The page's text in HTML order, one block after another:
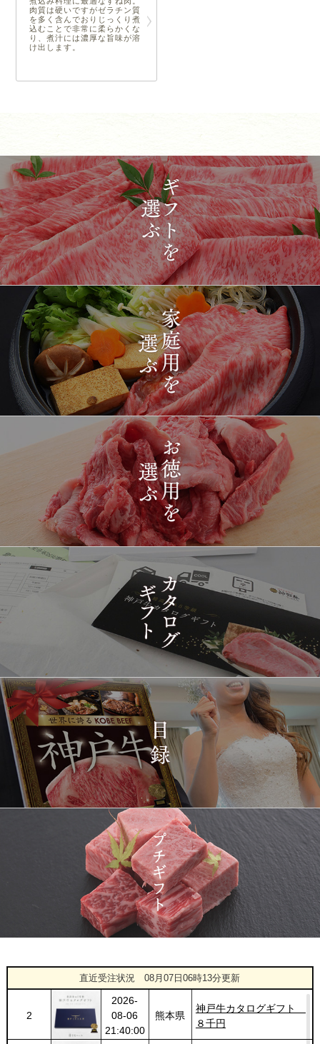
肉質は硬いですがゼラチン質
を多く含んでおりじっくり煮
込むことで非常に柔らかくな
り、煮汁には濃厚な旨味が溶
け出します。
直近受注状況08月07日06時13分更新
2026-
03-15
17:26:00
長野県
[ギフト] A5等級神戸牛
プレミアム霜降りももす
きやき 200g~1kg
1412
2026-
03-15
16:35:00
東京都
神戸牛目録 選べるセッ
ト ８千円
1413
2026-
03-15
14:10:00
[訳あり][家庭用] A5等級
神戸牛 フィレステーキ
1414
2026-
14:10:00
兵庫県
[家庭用] A5等級神戸牛
シャトーブリアンステー
キ 150ｇ(1枚)
2026-
12:23:00
東京都
神戸牛ギフトセット 1万
5千円 焼肉（肩ロース・
プレミアムもも）650g
1416
2026-
03-15
08:48:00
神戸牛カタログギフト
１万円
1417
2026-
03-14
22:21:00
大分県
神戸牛 食べ比べお重 二
段
2026-
03-14
20:55:00
大阪府
神戸牛目録 選べるセッ
ト １万円 2個セット
2026-
03-14
20:48:00
神奈川
県
[訳あり][家庭用] A5等級
神戸牛 サーロインステー
キ 200g
2026-
03-14
18:00:00
福岡県
神戸牛カタログギフト
１万円
1
08-06
22:23:00
広島県
円 しゃぶしゃぶ（バラ・
プレミアム霜降りもも）
400g
2
2026-
08-06
21:40:00
熊本県
神戸牛カタログギフト
８千円